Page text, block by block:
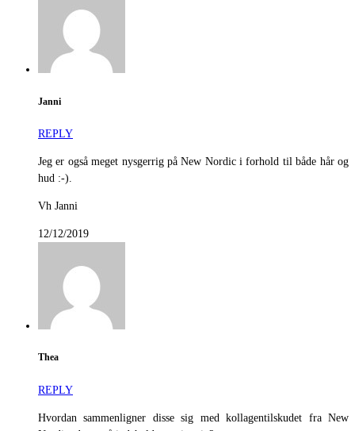
Janni
REPLY
Jeg er også meget nysgerrig på New Nordic i forhold til både hår og
hud :-).
Vh Janni
12/12/2019
Thea
REPLY
Hvordan sammenligner disse sig med kollagentilskudet fra New